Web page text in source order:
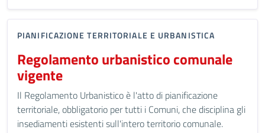
PIANIFICAZIONE TERRITORIALE E URBANISTICA
Regolamento urbanistico comunale
vigente
Il Regolamento Urbanistico è l'atto di pianificazione
territoriale, obbligatorio per tutti i Comuni, che disciplina gli
insediamenti esistenti sull'intero territorio comunale.